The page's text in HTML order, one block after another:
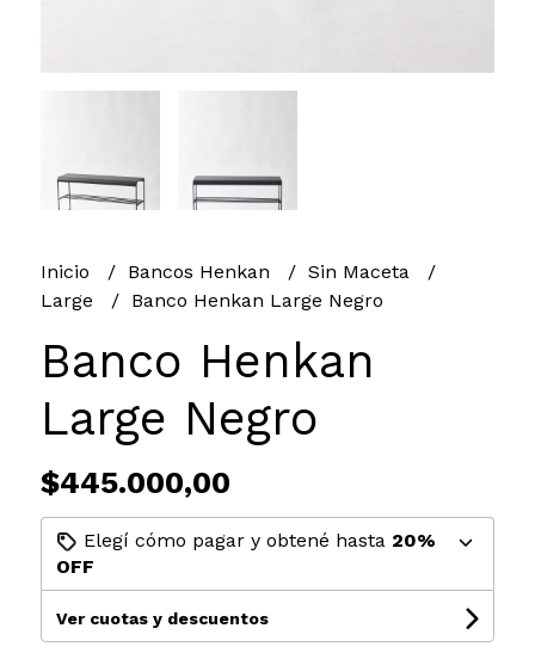
Inicio Bancos Henkan
Sin Maceta
Large
Banco Henkan Large Negro
Banco Henkan
Large Negro
$445.000,00
Elegí cómo pagar y obtené hasta 20%
OFF
Ver cuotas y descuentos